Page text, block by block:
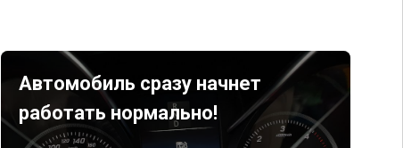
Автомобиль сразу начнет
работать нормально!